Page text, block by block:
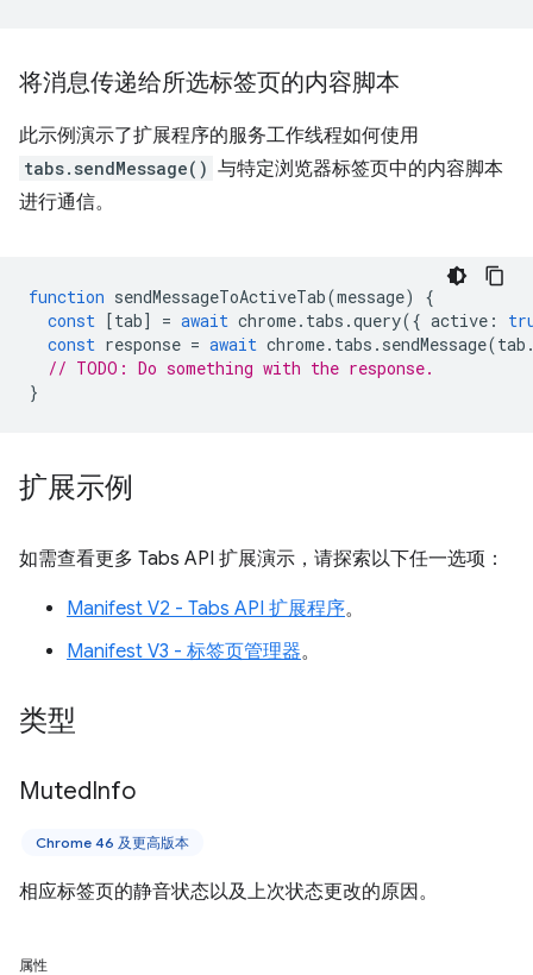
将消息传递给所选标签页的内容脚本
此示例演示了扩展程序的服务工作线程如何使用
tabs.sendMessage() 与特定浏览器标签页中的内容脚本
进行通信。
function sendMessageToActiveTab(message)
{
const [tab] = await chrome. tabs .query({ active :
const response = await chrome. tabs . sendMessage(tab
// TODO: Do something with the response.
}
扩展示例
如需查看更多 Tabs API 扩展演示，请探索以下任一选项：
Manifest V2 - Tabs API 扩展程序。
Manifest V3 - 标签页管理器。
类型
MutedInfo
Chrome 46 及更高版本
相应标签页的静音状态以及上次状态更改的原因。
属性